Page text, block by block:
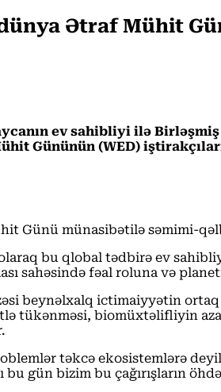
Ətraf Mühit
ev sahibliyi ilə
Gününün (WED)
Günü münasibətilə səmimi-
bu qlobal tədbirə ev
sahəsində fəal roluna və
beynəlxalq ictimaiyyətin
tükənməsi, biomüxtəlifliyin
təkcə ekosistemlərə
gün bizim bu çağırışların